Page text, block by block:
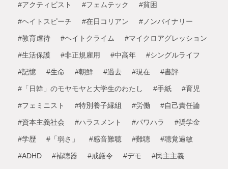
#アクティビスト #フェムテック #貧困
#ヘイトスピーチ #在日コリアン #ノンバイナリー
#教育虐待 #ヘイトクライム #マイクロアグレッション
#生活保護 #非正規雇用 #中高年 #シングルライフ
#記憶 #生命 #朝鮮 #過去 #現在 #書評
#「日韓」のモヤモヤと大学生のわたし #手紙 #育児
#フェミニスト #特別養子縁組 #労働 #自己責任論
#資本主義社会 #ハラスメント #パワハラ #奨学金
#学歴 #「弱さ」 #感音難聴 #難聴 #聴覚過敏
#ADHD #補聴器 #戒厳令 #デモ #民主主義